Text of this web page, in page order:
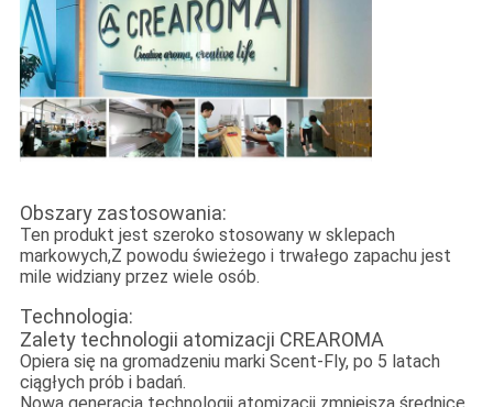
Obszary zastosowania:
Ten produkt jest szeroko stosowany w sklepach
markowych,Z powodu świeżego i trwałego zapachu jest
mile widziany przez wiele osób.
Technologia:
Zalety technologii atomizacji CREAROMA
Opiera się na gromadzeniu marki Scent-Fly, po 5 latach
ciągłych prób i badań.